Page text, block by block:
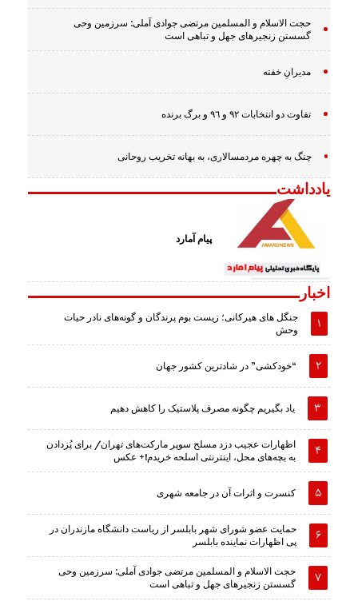
حجت الاسلام و المسلمین مرتضی جوادی آملی: سرزمین وحى
گسستن زنجیرهاى جهل و تباهى است
مدیرانِ خفته
تفاوت دو انتخابات ٩٢ و ٩٦ و برگ برنده
چنگ به چهره مردمسالاری، به بهانه تخریب روحانی
یادداشت
پیام آمارد
اخبار
جنگل های هیرکانی؛ زیست بوم پرندگان و گونه‌های نادر حیات
وحش
“خودکشی” در شادترین کشور جهان
یاد بگیریم چگونه مصرف پلاستیک را کاهش دهیم
اظهارات عجیب دزد مسلح سوپر مارکت‌های تهران/ برای پُزدادن
به بچه‌های محل، اینترنتی اسلحه خریدم!+ عکس
کنسرت و اثرات آن در جامعه شهری
حمایت عضو شورای شهر بابلسر از ریاست دانشگاه مازندران در
پی اظهارات نماینده بابلسر
حجت الاسلام و المسلمین مرتضی جوادی آملی: سرزمین وحى
گسستن زنجیرهاى جهل و تباهى است